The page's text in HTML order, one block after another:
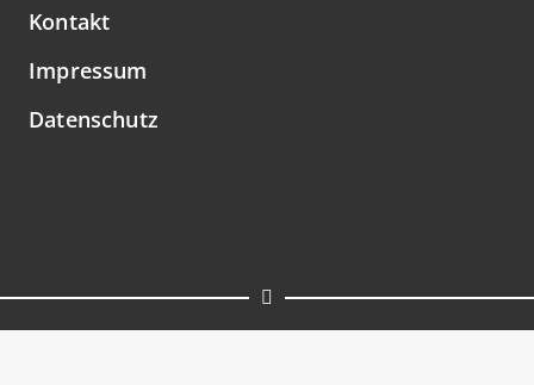
Kontakt
Impressum
Datenschutz
© 2026Musikzug Battenberg.Alle Rechte